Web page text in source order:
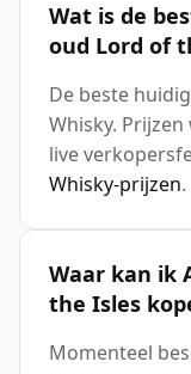
Wat is de
oud Lord of
De beste
Whisky.
live
Whisky-prijzen.
Waar kan ik
the Isles
Momenteel